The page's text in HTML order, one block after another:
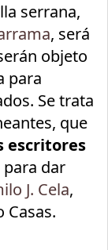
serrana,
, será
objeto
para
Se trata
que
escritores
dar
J. Cela,
Casas.